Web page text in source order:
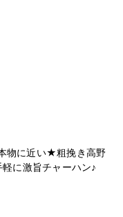
物に近い★粗挽き高野
に激旨チャーハン♪